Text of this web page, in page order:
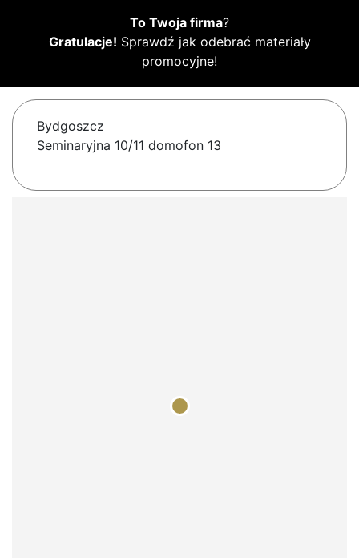
To Twoja firma?
Gratulacje! Sprawdź jak odebrać materiały
promocyjne!
Bydgoszcz
Seminaryjna 10/11 domofon 13